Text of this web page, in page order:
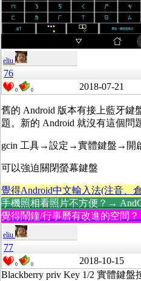
eliu
76
0 0 2018-07-21
舊的 Android 版本有接上藍牙鍵
題。新的 Android 就沒有這個問
gcin 工具→設定→實體鍵盤→開
可以強迫關閉螢幕鍵盤
覺得Android中文輸入法(注音、
手機照相看照片不方便？→
覺得鬧鐘/行事曆有改進的空間
eliu
77
0 0 2018-10-15
Blackberry priv Key 1/2 實體鍵盤